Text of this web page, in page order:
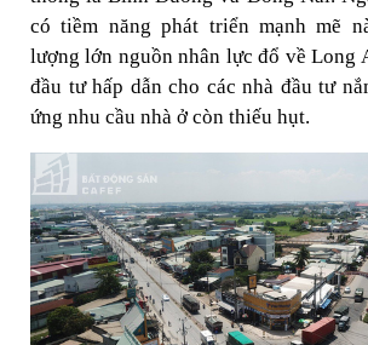
có tiềm năng phát triển mạnh mẽ
lượng lớn nguồn nhân lực đổ về Long
đầu tư hấp dẫn cho các nhà đầu tư
ứng nhu cầu nhà ở còn thiếu hụt.